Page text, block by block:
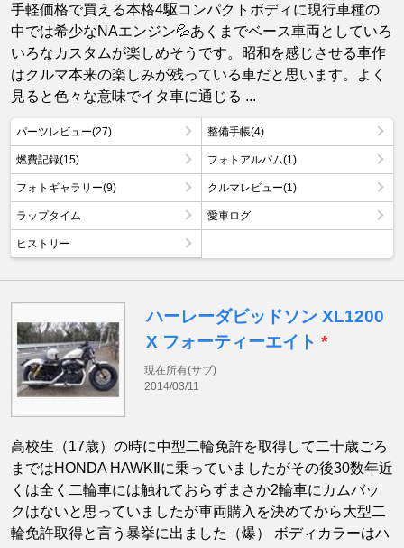
手軽価格で買える本格4駆コンパクトボディに現行車種の
中では希少なNAエンジン💦あくまでベース車両としていろ
いろなカスタムが楽しめそうです。昭和を感じさせる車作
はクルマ本来の楽しみが残っている車だと思います。よく
見ると色々な意味でイタ車に通じる ...
パーツレビュー(27) 整備手帳(4)
燃費記録(15) フォトアルバム(1)
フォトギャラリー(9) クルマレビュー(1)
ラップタイム 愛車ログ
ヒストリー
ハーレーダビッドソン XL1200
X フォーティーエイト *
現在所有(サブ)
2014/03/11
高校生（17歳）の時に中型二輪免許を取得して二十歳ごろ
まではHONDA HAWKⅡに乗っていましたがその後30数年近
くは全く二輪車には触れておらずまさか2輪車にカムバッ
クはないと思っていましたが車両購入を決めてから大型二
輪免許取得と言う暴挙に出ました（爆） ボディカラーはハ